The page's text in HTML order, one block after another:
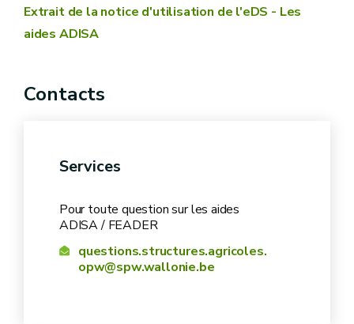
Extrait de la notice d'utilisation de l'eDS - Les
aides ADISA
Contacts
Services
Pour toute question sur les aides
ADISA / FEADER
questions.structures.agricoles.
opw@spw.wallonie.be